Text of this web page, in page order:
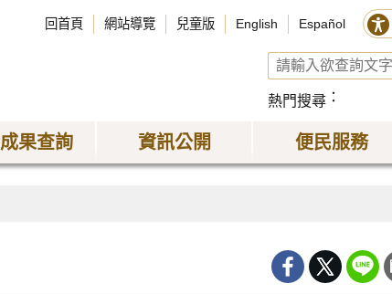
回首頁 網站導覽 兒童版 English Español
熱門搜尋
果查詢 資訊公開 便民服務